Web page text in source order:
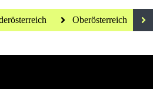
Oberösterreich